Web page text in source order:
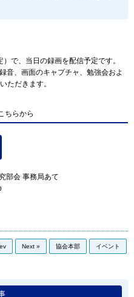
で、当日の録画を配信予定です。
音、画面のキャプチャ、勉強会およ
ただきます。
ちらから
部会 事務局あて
Next » 協会本部 イベント